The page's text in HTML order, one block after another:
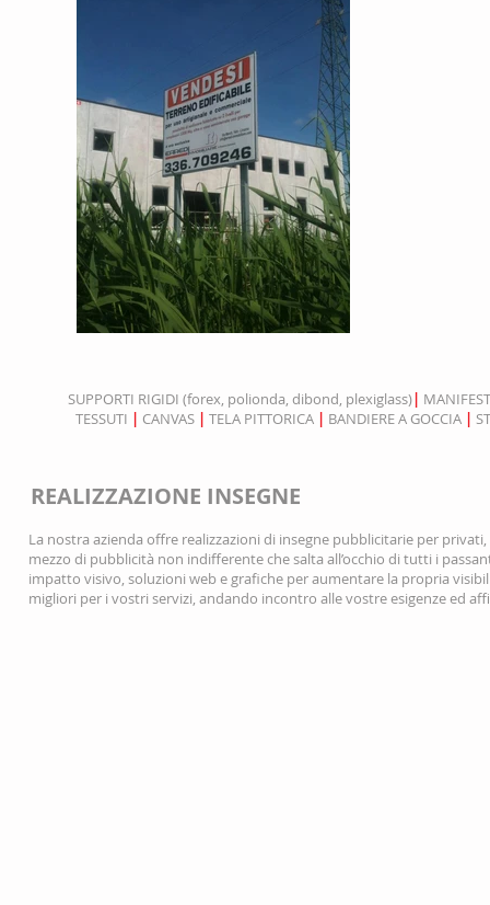
SUPPORTI RIGIDI (forex, polionda, dibond, plexiglass)|
TESSUTI | CANVAS | TELA PITTORICA | BANDIERE A GOCCIA |
REALIZZAZIONE INSEGNE
La nostra azienda offre realizzazioni di insegne pubblicitarie per
mezzo di pubblicità non indifferente che salta all’occhio di tutti i
impatto visivo, soluzioni web e grafiche per aumentare la propria
migliori per i vostri servizi, andando incontro alle vostre esigenze ed